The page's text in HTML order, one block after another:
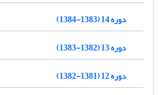
دوره 14 (1383-1384)
دوره 13 (1382-1383)
دوره 12 (1381-1382)